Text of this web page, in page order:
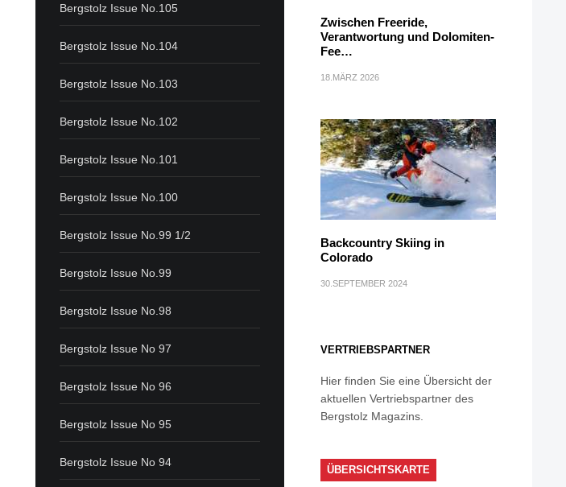
Bergstolz Issue No.105
Bergstolz Issue No.104
Bergstolz Issue No.103
Bergstolz Issue No.102
Bergstolz Issue No.101
Bergstolz Issue No.100
Bergstolz Issue No.99 1/2
Bergstolz Issue No.99
Bergstolz Issue No.98
Bergstolz Issue No 97
Bergstolz Issue No 96
Bergstolz Issue No 95
Bergstolz Issue No 94
Zwischen Freeride,
Verantwortung und Dolomiten-
Fee…
18.MÄRZ 2026
Backcountry Skiing in
Colorado
30.SEPTEMBER 2024
VERTRIEBSPARTNER
Hier finden Sie eine Übersicht der
aktuellen Vertriebspartner des
Bergstolz Magazins.
ÜBERSICHTSKARTE